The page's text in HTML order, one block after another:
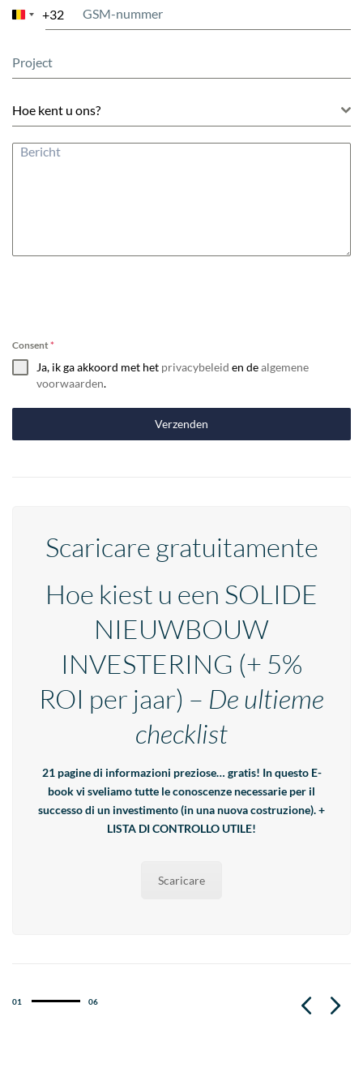
Belgium
+32
Hoe kent u ons?
Consent*
Ja, ik ga akkoord met het privacybeleid en dealgemene
voorwaarden.
Verzenden
Scaricare gratuitamente
Hoe kiest u een SOLIDE
NIEUWBOUW
INVESTERING (+ 5%
ROI per jaar) – De ultieme
checklist
21 pagine di informazioni preziose… gratis! In questo E-
book vi sveliamo tutte le conoscenze necessarie per il
successo di un investimento (in una nuova costruzione). +
LISTA DI CONTROLLO UTILE!
Scaricare
01 06